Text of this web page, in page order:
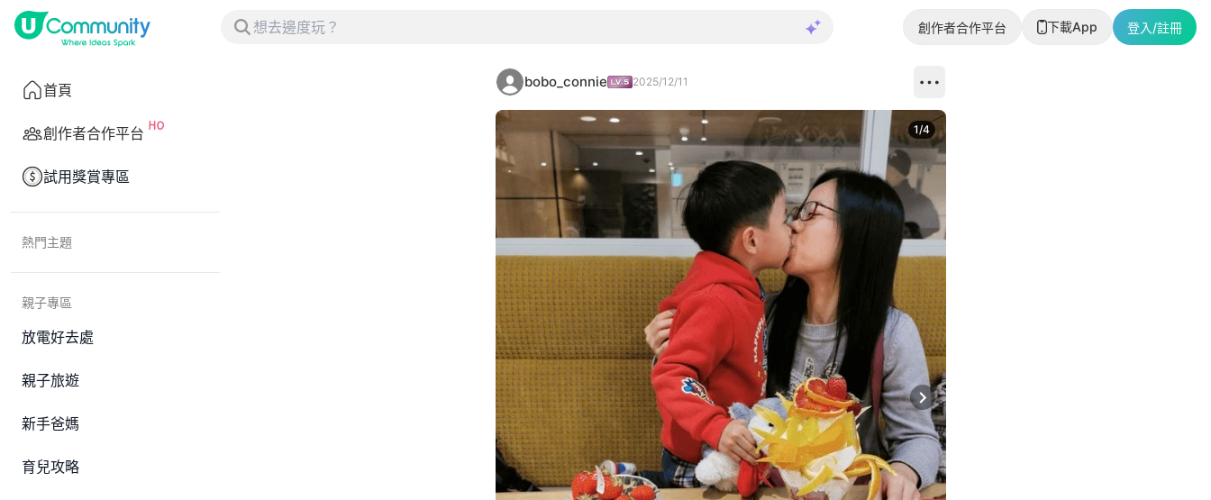
創作者合作平台 下載App 登入/註冊
首頁
創作者合作平台
試用獎賞專區
熱門主題
親子專區
放電好去處
親子旅遊
新手爸媽
育兒攻略
bobo_connie 2025/12/11
Next slide
1/4